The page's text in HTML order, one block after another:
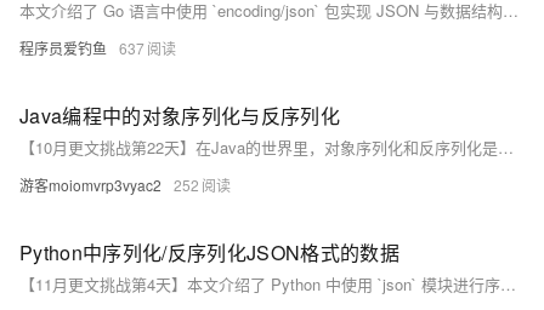
本文介绍了 Go 语言中使用 `encoding/json` 包实现 JSON 与数据结构之间的转换。内容涵盖序列化（`Marshal`）和反序列化（`Unmarshal`），包括基本示例、结构体字段标签的使用、控制字段行为的标签（如 `omitempty` 和 `-`）、处理 `map` 和切片、嵌套结构体序列化、反序列化未知结构（使用 `map[string]interface{}`）以及 JSON 数组的解析。最后通过表格总结了序列化与反序列化的方法及类型要求，帮助开发者快速掌握 JSON 数据处理技巧。
程序员爱钓鱼 637
Java编程中的对象序列化与反序列化
【10月更文挑战第22天】在Java的世界里，对象序列化和反序列化是数据持久化和网络传输的关键技术。本文将带你了解如何在Java中实现对象的序列化与反序列化，并探讨其背后的原理。通过实际代码示例，我们将一步步展示如何将复杂数据结构转换为字节流，以及如何将这些字节流还原为Java对象。文章还将讨论在使用序列化时应注意的安全性问题，以确保你的应用程序既高效又安全。
游客moiomvrp3vyac2 252
Python中序列化/反序列化JSON格式的数据
【11月更文挑战第4天】本文介绍了 Python 中使用 `json` 模块进行序列化和反序列化的操作。序列化是指将 Python 对象（如字典、列表）转换为 JSON 字符串，主要使用 `json.dumps` 方法。示例包括基本的字典和列表序列化，以及自定义类的序列化。反序列化则是将 JSON 字符串转换回 Python 对象，使用 `json.loads` 方法。文中还提供了具体的代码示例，展示了如何处理不同类型的 Python 对象。